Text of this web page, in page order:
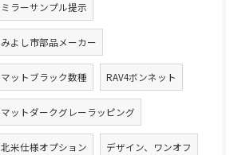
ミラーサンプル提示
みよし市部品メーカー
マットブラック数種 RAV4ボンネット
マットダークグレーラッピング
北米仕様オプション デザイン、ワンオフ